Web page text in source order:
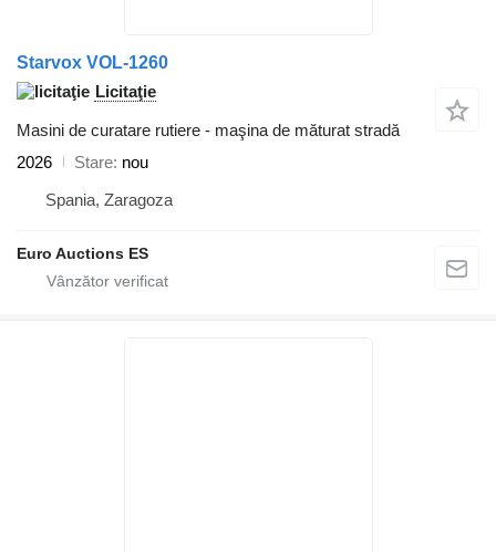
Starvox VOL-1260
Licitaţie
Masini de curatare rutiere - maşina de măturat stradă
2026
Stare nou
Spania, Zaragoza
Euro Auctions ES